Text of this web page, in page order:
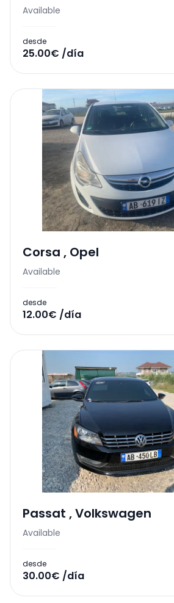
Available
desde
25.00€ /día
Corsa , Opel
Available
desde
12.00€ /día
Passat ,Volkswagen
Available
desde
30.00€ /día